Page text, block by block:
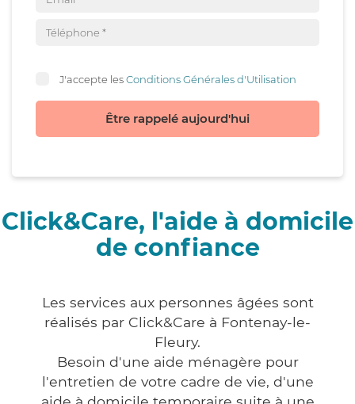
J'accepte lesConditions Générales d'Utilisation
Être rappelé aujourd'hui
Click&Care, l'aide à domicile
de confiance
Les services aux personnes âgées sont
réalisés par Click&Care à Fontenay-le-
Fleury.
Besoin d'une aide ménagère pour
l'entretien de votre cadre de vie, d'une